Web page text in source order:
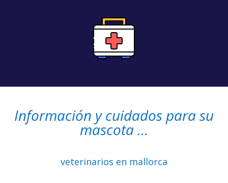
Información y cuidados para su
mascota …
veterinarios en mallorca